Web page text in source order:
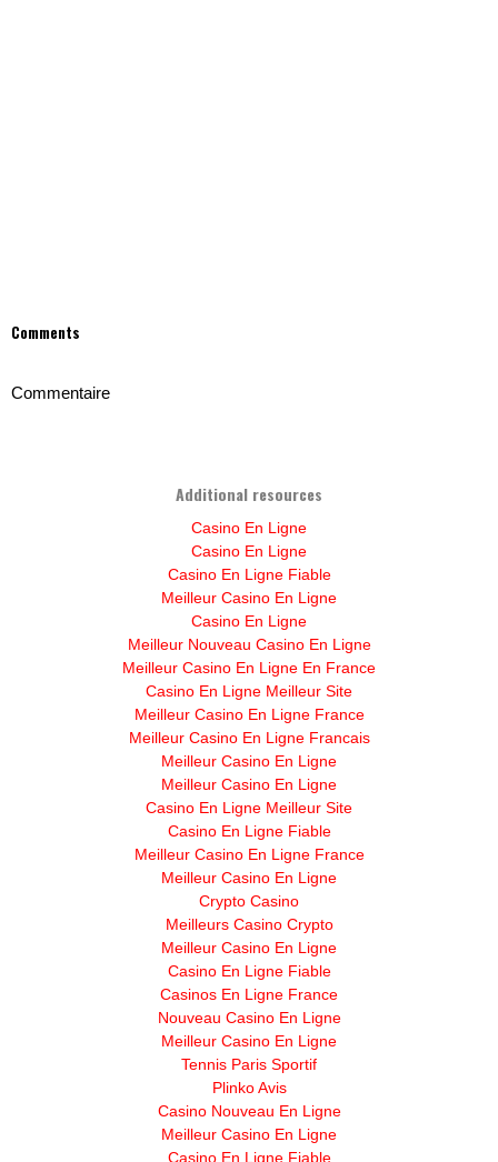
Comments
Commentaire
Additional resources
Casino En Ligne
Casino En Ligne
Casino En Ligne Fiable
Meilleur Casino En Ligne
Casino En Ligne
Meilleur Nouveau Casino En Ligne
Meilleur Casino En Ligne En France
Casino En Ligne Meilleur Site
Meilleur Casino En Ligne France
Meilleur Casino En Ligne Francais
Meilleur Casino En Ligne
Meilleur Casino En Ligne
Casino En Ligne Meilleur Site
Casino En Ligne Fiable
Meilleur Casino En Ligne France
Meilleur Casino En Ligne
Crypto Casino
Meilleurs Casino Crypto
Meilleur Casino En Ligne
Casino En Ligne Fiable
Casinos En Ligne France
Nouveau Casino En Ligne
Meilleur Casino En Ligne
Tennis Paris Sportif
Plinko Avis
Casino Nouveau En Ligne
Meilleur Casino En Ligne
Casino En Ligne Fiable